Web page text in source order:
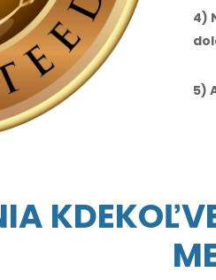
4)
5)